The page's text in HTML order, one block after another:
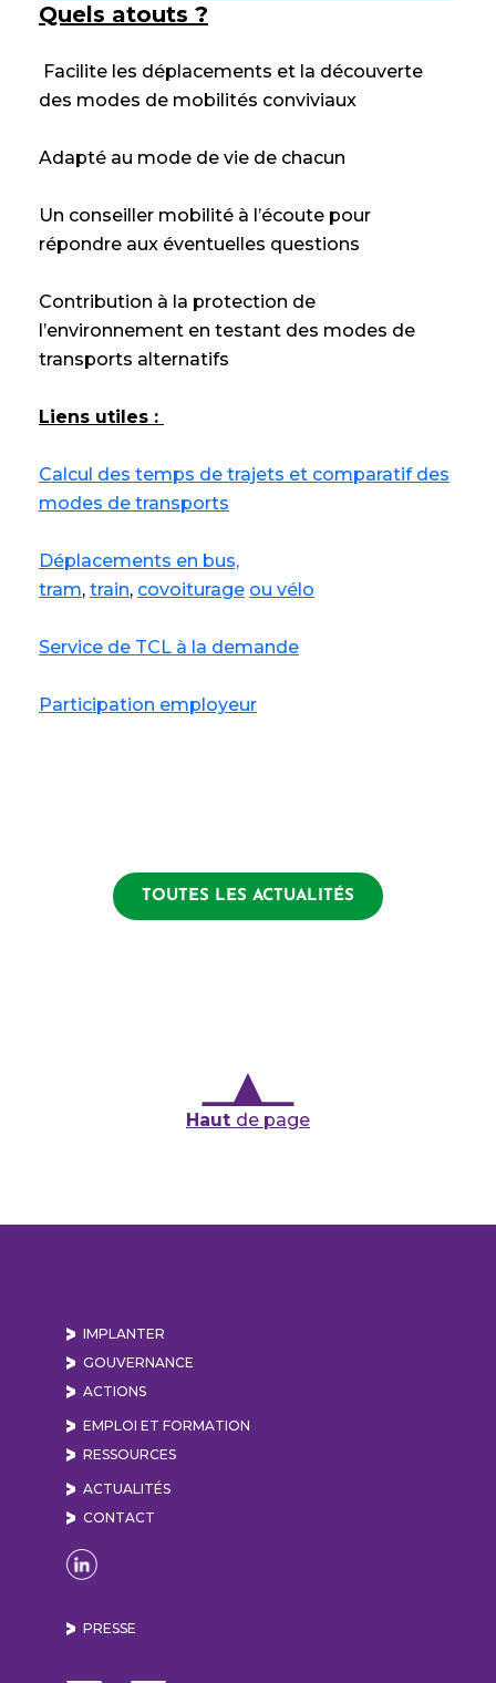
Quels atouts ?
Facilite les déplacements et la découverte
des modes de mobilités conviviaux
Adapté au mode de vie de chacun
Un conseiller mobilité à l’écoute pour
répondre aux éventuelles questions
Contribution à la protection de
l’environnement en testant des modes de
transports alternatifs
Liens utiles :
Calcul des temps de trajets et comparatif des
modes de transports
Déplacements en bus,
tram, train, covoiturage ou vélo
Service de TCL à la demande
Participation employeur
TOUTES LES ACTUALITÉS
Haut de page
IMPLANTER
GOUVERNANCE
ACTIONS
EMPLOI ET FORMATION
RESSOURCES
ACTUALITÉS
CONTACT
Naviguer sur la page Linkedin de Lyon Vallée
PRESSE